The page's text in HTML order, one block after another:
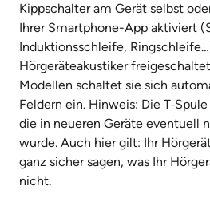
Kippschalter am Gerät selbst
Ihrer Smartphone-App aktiviert
Induktionsschleife,
Hörgeräteakustiker
Modellen schaltet sie sich
Feldern ein. Hinweis: Die
die in neueren Geräte eventuell
wurde. Auch hier gilt: Ihr
ganz sicher sagen, was Ihr
nicht.